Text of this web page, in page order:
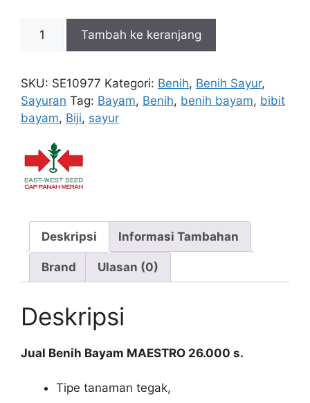
Kuantitas
26.000s
Tambah ke keranjang
SKU: SE10977 Kategori: Benih, Benih Sayur,
Sayuran Tag: Bayam, Benih, benih bayam, bibit
bayam, Biji, sayur
Deskripsi Informasi Tambahan
Brand Ulasan (0)
Deskripsi
Jual Benih Bayam MAESTRO 26.000 s.
Tipe tanaman tegak,